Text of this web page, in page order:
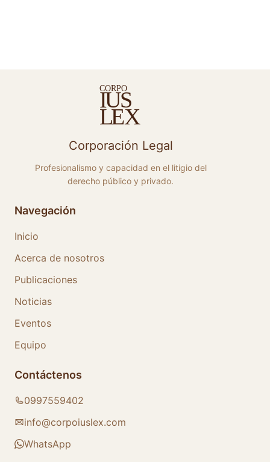
US
I
LEX
CORPO
Corporación Legal
Profesionalismo y capacidad en el litigio del
derecho público y privado.
Navegación
Inicio
Acerca de nosotros
Publicaciones
Noticias
Eventos
Equipo
Contáctenos
0997559402
info@corpoiuslex.com
WhatsApp